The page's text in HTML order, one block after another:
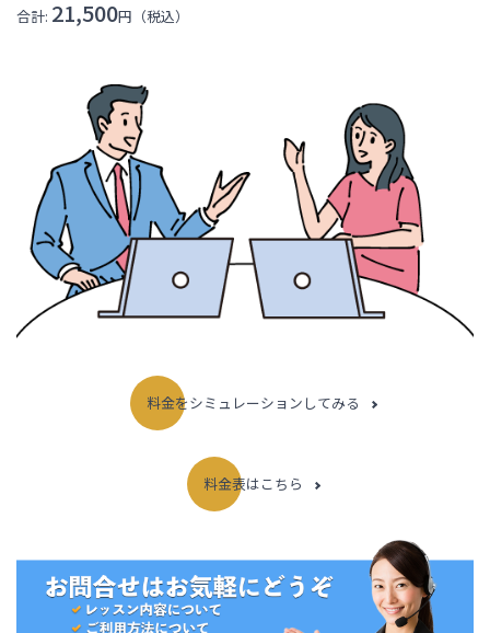
合計: 21,500円（税込）
料金をシミュレーションしてみる
料金表はこちら